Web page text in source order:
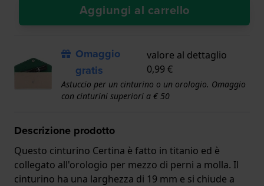
Aggiungi al carrello
Omaggio
gratis
valore al dettaglio
0,99 €
Astuccio per un cinturino o un orologio. Omaggio
con cinturini superiori a € 50
Descrizione prodotto
Questo cinturino Certina è fatto in titanio ed è
collegato all'orologio per mezzo di perni a molla. Il
cinturino ha una larghezza di 19 mm e si chiude a